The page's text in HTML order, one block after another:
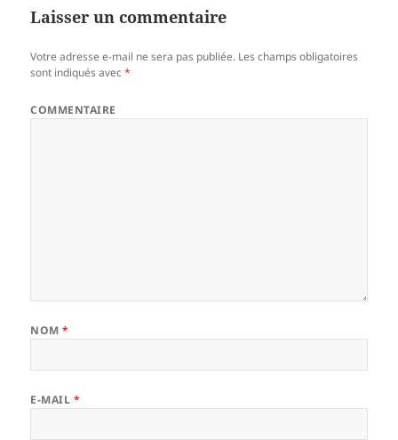
Laisser un commentaire
Votre adresse e-mail ne sera pas publiée. Les champs obligatoires
sont indiqués avec*
COMMENTAIRE
NOM*
E-MAIL *